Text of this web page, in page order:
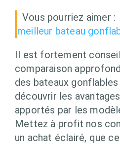
Vous pourriez aimer :
meilleur bateau
Il est fortement
comparaison
des bateaux
découvrir les
apportés par les
Mettez à profit nos
un achat éclairé, que